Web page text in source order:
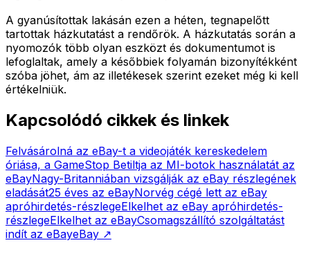
A gyanúsítottak lakásán ezen a héten, tegnapelőtt
tartottak házkutatást a rendőrök. A házkutatás során a
nyomozók több olyan eszközt és dokumentumot is
lefoglaltak, amely a későbbiek folyamán bizonyítékként
szóba jöhet, ám az illetékesek szerint ezeket még ki kell
értékelniük.
Kapcsolódó cikkek és linkek
Felvásárolná az eBay-t a videojáték kereskedelem
óriása, a GameStop Betiltja az MI-botok használatát az
eBayNagy-Britanniában vizsgálják az eBay részlegének
eladását25 éves az eBayNorvég cégé lett az eBay
apróhirdetés-részlegeElkelhet az eBay apróhirdetés-
részlegeElkelhet az eBayCsomagszállító szolgáltatást
indít az eBayeBay ↗